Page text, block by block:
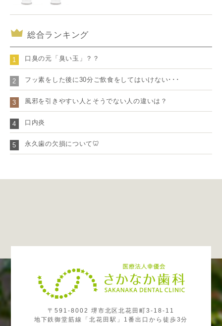
総合ランキング
1 口臭の元「臭い玉」？？
2 フッ素をした後に30分ご飲食をしてはいけない･･･
3 風邪を引きやすい人とそうでない人の違いは？
4 口内炎
5 永久歯の欠損について🦷
〒591-8002 堺市北区北花田町3-18-11
地下鉄御堂筋線「北花田駅」1番出口から徒歩3分